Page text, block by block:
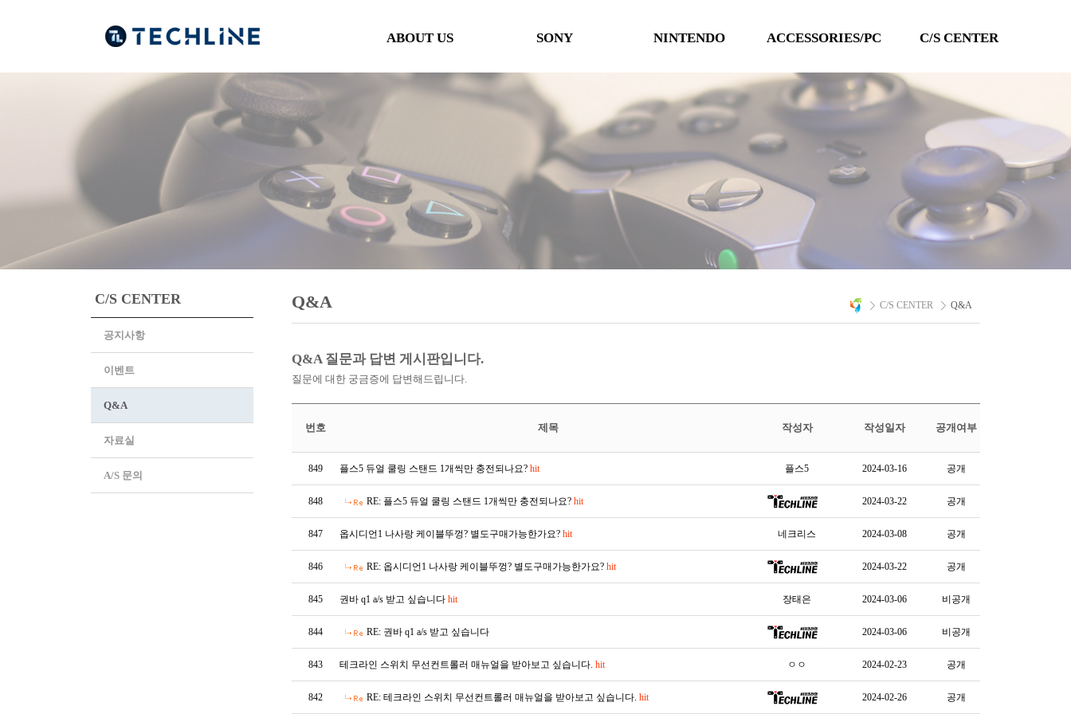
ABOUT US
행사일정
제휴 및 협력제안
SONY
타이틀
악세사리
NINTENDO
타이틀
악세사리
ACCESSORIES/PC
TECHLINE
PC 타이틀
C/S CENTER
이벤트
Q&A
자료실
A/S 문의
C/S CENTER
공지사항
이벤트
Q&A
자료실
A/S 문의
C/S CENTER Q&A
Q&A
Q&A 질문과 답변 게시판입니다.
질문에 대한 궁금증에 답변해드립니다.
번호 제목 작성자 작성일자 공개여부
849 플스5 듀얼 쿨링 스탠드 1개씩만 충전되나요? hit 플스5 2024-03-16 공개
848 RE: 플스5 듀얼 쿨링 스탠드 1개씩만 충전되나요? hit 2024-03-22 공개
847 옵시디언1 나사랑 케이블뚜껑? 별도구매가능한가요? hit 네크리스 2024-03-08 공개
846 RE: 옵시디언1 나사랑 케이블뚜껑? 별도구매가능한가요? hit 2024-03-22 공개
845 권바 q1 a/s 받고 싶습니다 hit 장태은 2024-03-06 비공개
844 RE: 권바 q1 a/s 받고 싶습니다 2024-03-06 비공개
843 테크라인 스위치 무선컨트롤러 매뉴얼을 받아보고 싶습니다. hit ㅇㅇ 2024-02-23 공개
842 RE: 테크라인 스위치 무선컨트롤러 매뉴얼을 받아보고 싶습니다. hit 2024-02-26 공개